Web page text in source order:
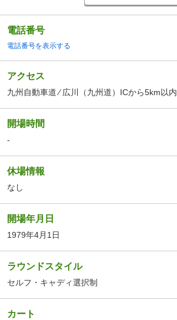
電話番号
電話番号を表示する
アクセス
九州自動車道 ⁄ 広川（九州道）ICから5km以内
開場時間
-
休場情報
なし
開場年月日
1979年4月1日
ラウンドスタイル
セルフ・キャディ選択制
カート